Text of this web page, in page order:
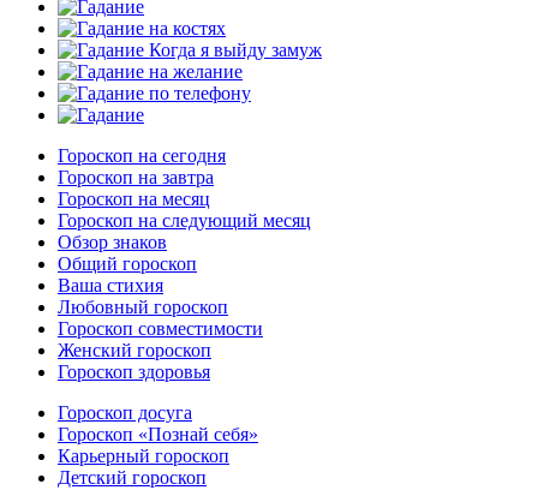
Гороскоп на сегодня
Гороскоп на завтра
Гороскоп на месяц
Гороскоп на следующий месяц
Обзор знаков
Общий гороскоп
Ваша стихия
Любовный гороскоп
Гороскоп совместимости
Женский гороскоп
Гороскоп здоровья
Гороскоп досуга
Гороскоп «Познай себя»
Карьерный гороскоп
Детский гороскоп